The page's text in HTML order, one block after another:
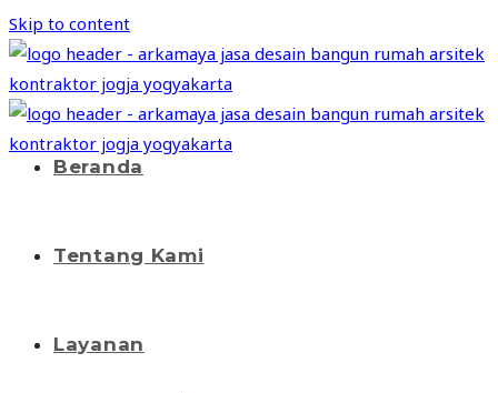
Skip to content
Beranda
Tentang Kami
Layanan